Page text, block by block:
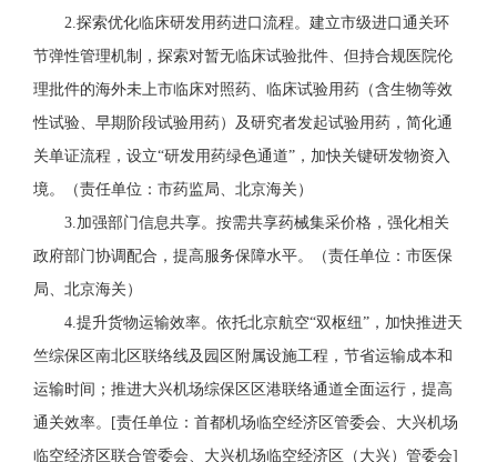
2.探索优化临床研发用药进口流程。建立市级进口通关环
节弹性管理机制， 探索对暂无临床试验批件、但持合规医院伦
理批件的海外未上市临床对照药、临床试验用药（含生物等效
性试验、早期阶段试验用药）及研究者发起试验用药，简化通
关单证流程，设立“研发用药绿色通道”，加快关键研发物资入
境。
（责任单位：市药监局、北京海关）
3.加强部门信息共享。按需共享药械集采价格，强化相关
政府部门协调配合，提高服务保障水平。
（责任单位：市医保
局、北京海关）
4.提升货物运输效率。依托北京航空“双枢纽”，加快推进天
竺综保区南北区联络线及园区附属设施工程， 节省运输成本和
运输时间 ； 推进大兴机场综保区区港联络通道全面运行，提高
通关效率。 [责任单位：首都机场临空经济区管委会、大兴机场
临空经济区联合管委会、大兴机场临空经济区（大兴）管委会]